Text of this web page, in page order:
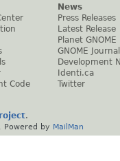
Code
News
Press Releases
Latest Release
Planet GNOME
GNOME Journal
Development
Identi.ca
Twitter
.
. Powered by MailMan